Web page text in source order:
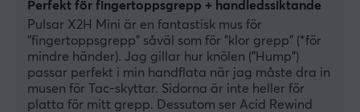
Perfekt för fingertoppsgrepp + handledssiktande
Pulsar X2H Mini är en fantastisk mus för
"fingertoppsgrepp" såväl som för "klor grepp" (*för
mindre händer). Jag gillar hur knölen ("Hump")
passar perfekt i min handflata när jag måste dra in
musen för Tac-skyttar. Sidorna är inte heller för
platta för mitt grepp. Dessutom ser Acid Rewind